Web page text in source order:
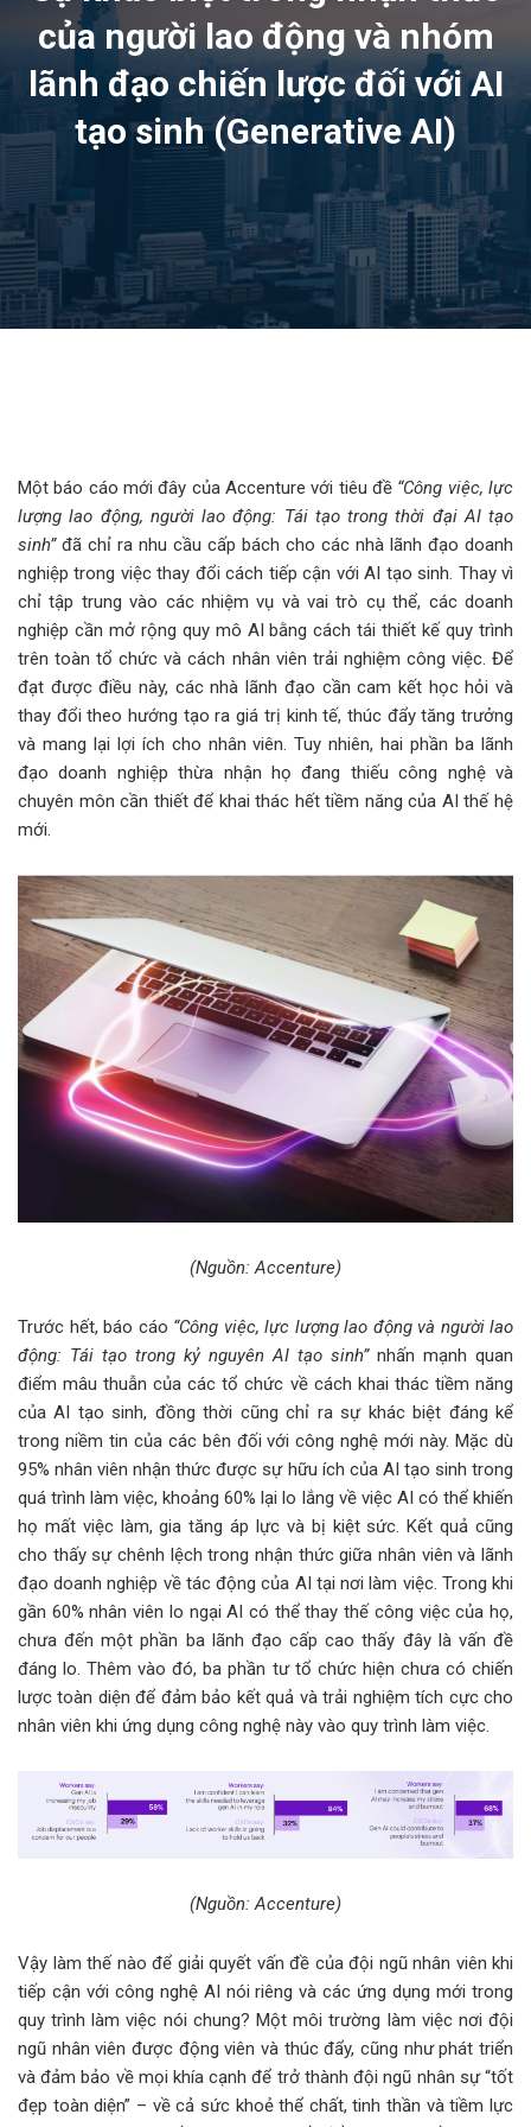
của người lao động và nhóm
lãnh đạo chiến lược đối với AI
tạo sinh (Generative AI)
Một báo cáo mới đây của Accenture với tiêu đề “Công việc, lực
lượng lao động, người lao động: Tái tạo trong thời đại AI tạo
sinh”đã chỉ ra nhu cầu cấp bách cho các nhà lãnh đạo doanh
nghiệp trong việc thay đổi cách tiếp cận với AI tạo sinh. Thay vì
chỉ tập trung vào các nhiệm vụ và vai trò cụ thể, các doanh
nghiệp cần mở rộng quy mô AI bằng cách tái thiết kế quy trình
trên toàn tổ chức và cách nhân viên trải nghiệm công việc. Để
đạt được điều này, các nhà lãnh đạo cần cam kết học hỏi và
thay đổi theo hướng tạo ra giá trị kinh tế, thúc đẩy tăng trưởng
và mang lại lợi ích cho nhân viên. Tuy nhiên, hai phần ba lãnh
đạo doanh nghiệp thừa nhận họ đang thiếu công nghệ và
chuyên môn cần thiết để khai thác hết tiềm năng của AI thế hệ
mới.
(Nguồn: Accenture)
Trước hết, báo cáo “Công việc, lực lượng lao động và người lao
động: Tái tạo trong kỷ nguyên AI tạo sinh”nhấn mạnh quan
điểm mâu thuẫn của các tổ chức về cách khai thác tiềm năng
của AI tạo sinh, đồng thời cũng chỉ ra sự khác biệt đáng kể
trong niềm tin của các bên đối với công nghệ mới này. Mặc dù
95% nhân viên nhận thức được sự hữu ích của AI tạo sinh trong
quá trình làm việc, khoảng 60% lại lo lắng về việc AI có thể khiến
họ mất việc làm, gia tăng áp lực và bị kiệt sức. Kết quả cũng
cho thấy sự chênh lệch trong nhận thức giữa nhân viên và lãnh
đạo doanh nghiệp về tác động của AI tại nơi làm việc. Trong khi
gần 60% nhân viên lo ngại AI có thể thay thế công việc của họ,
chưa đến một phần ba lãnh đạo cấp cao thấy đây là vấn đề
đáng lo. Thêm vào đó, ba phần tư tổ chức hiện chưa có chiến
lược toàn diện để đảm bảo kết quả và trải nghiệm tích cực cho
nhân viên khi ứng dụng công nghệ này vào quy trình làm việc.
(Nguồn: Accenture)
Vậy làm thế nào để giải quyết vấn đề của đội ngũ nhân viên khi
tiếp cận với công nghệ AI nói riêng và các ứng dụng mới trong
quy trình làm việc nói chung? Một môi trường làm việc nơi đội
ngũ nhân viên được động viên và thúc đẩy, cũng như phát triển
và đảm bảo về mọi khía cạnh để trở thành đội ngũ nhân sự “tốt
đẹp toàn diện” – về cả sức khoẻ thể chất, tinh thần và tiềm lực